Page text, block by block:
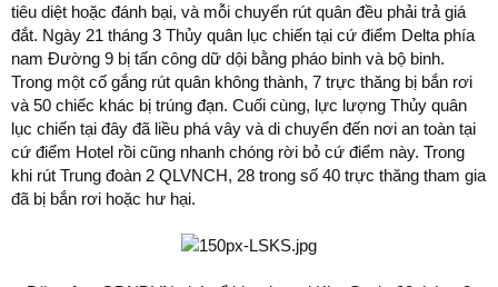
tiêu diệt hoặc đánh bại, và mỗi chuyến rút quân đều phải trả giá
đắt. Ngày 21 tháng 3 Thủy quân lục chiến tại cứ điểm Delta phía
nam Đường 9 bị tấn công dữ dội bằng pháo binh và bộ binh.
Trong một cố gắng rút quân không thành, 7 trực thăng bị bắn rơi
và 50 chiếc khác bị trúng đạn. Cuối cùng, lực lượng Thủy quân
lục chiến tại đây đã liều phá vây và di chuyển đến nơi an toàn tại
cứ điểm Hotel rồi cũng nhanh chóng rời bỏ cứ điểm này. Trong
khi rút Trung đoàn 2 QLVNCH, 28 trong số 40 trực thăng tham gia
đã bị bắn rơi hoặc hư hại.